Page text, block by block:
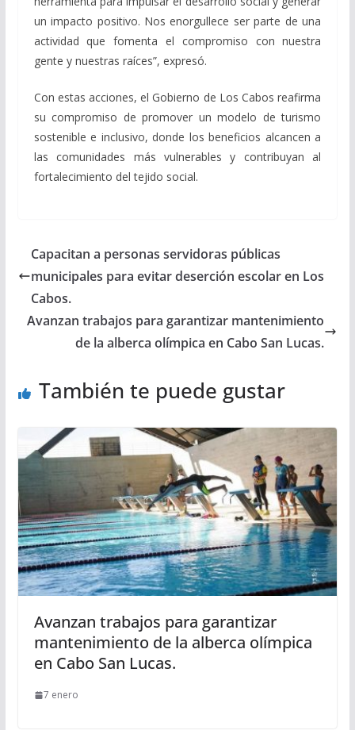
un impacto positivo. Nos enorgullece ser parte de una
actividad que fomenta el compromiso con nuestra
gente y nuestras raíces”, expresó.
Con estas acciones, el Gobierno de Los Cabos reafirma
su compromiso de promover un modelo de turismo
sostenible e inclusivo, donde los beneficios alcancen a
las comunidades más vulnerables y contribuyan al
fortalecimiento del tejido social.
Capacitan a personas servidoras públicas
municipales para evitar deserción escolar en Los
Cabos.
Avanzan trabajos para garantizar mantenimiento
de la alberca olímpica en Cabo San Lucas.
También te puede gustar
Avanzan trabajos para garantizar
mantenimiento de la alberca olímpica
en Cabo San Lucas.
7 enero